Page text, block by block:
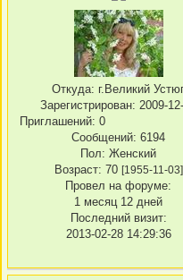
Откуда: г.Великий
Зарегистрирован: 2009-
Приглашений: 0
Сообщений: 6194
Пол: Женский
Возраст: 70 [1955-11-03]
Провел на форуме:
1 месяц 12 дней
Последний визит:
2013-02-28 14:29:36